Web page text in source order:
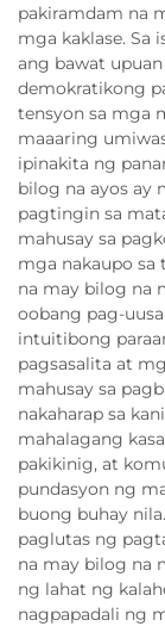
pakiramdam na
mga kaklase. Sa
ang bawat
demokratikong
tensyon sa mga
maaaring
ipinakita ng
bilog na ayos ay
pagtingin sa
mahusay sa
mga nakaupo sa
na may bilog na
oobang pag-
intuitibong
pagsasalita at
mahusay sa
nakaharap sa
mahalagang
pakikinig, at
pundasyon ng
buong buhay
paglutas ng
na may bilog na
ng lahat ng
nagpapadali ng